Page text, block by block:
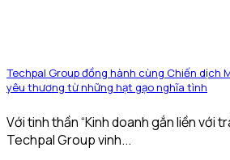
Techpal Group đồng hành cùng Chiến dịch
yêu thương từ những hạt gạo nghĩa tình
Với tinh thần “Kinh doanh gắn liền với
Techpal Group vinh...